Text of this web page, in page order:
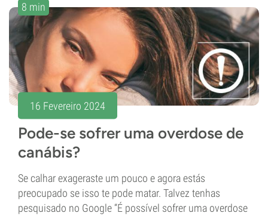
8 min
16 Fevereiro 2024
Pode-se sofrer uma overdose de
canábis?
Se calhar exageraste um pouco e agora estás
preocupado se isso te pode matar. Talvez tenhas
pesquisado no Google “É possível sofrer uma overdose